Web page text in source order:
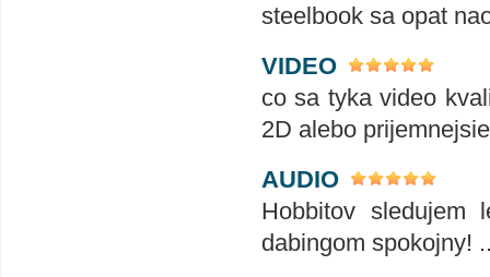
steelbook sa opat
VIDEO
co sa tyka video
2D alebo
AUDIO
Hobbitov
dabingom spokojny!